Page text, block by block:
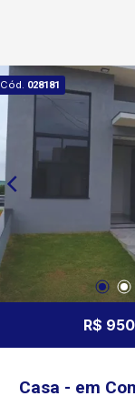
Cód. 028181
R$
Casa - em